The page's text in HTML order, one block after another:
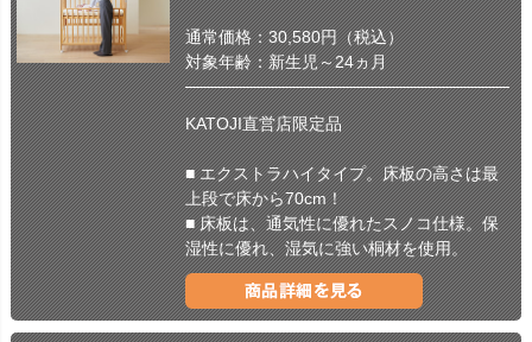
通常価格：30,580円（税込）
対象年齢：新生児～24ヵ月
KATOJI直営店限定品
■ エクストラハイタイプ。床板の高さは最
上段で床から70cm！
■ 床板は、通気性に優れたスノコ仕様。保
湿性に優れ、湿気に強い桐材を使用。